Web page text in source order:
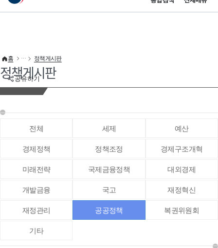
이 누리집은 대한민국 공식 전자정부 누리집입니다.
공유하기
홈 정책게시판
정책게시판
전체 세제 예산
경제정책 정책조정 경제구조개혁
미래전략 국제금융정책 대외경제
개발금융 국고 재정혁신
재정관리 공공정책 복권위원회
기타